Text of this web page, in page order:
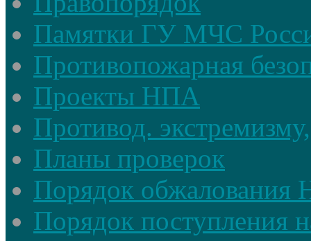
Памятки ГУ МЧС
Противопожарная
Проекты НПА
Противод.
Планы проверок
Порядок
Порядок поступления